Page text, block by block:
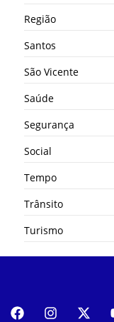
Região
Santos
São Vicente
Saúde
Segurança
Social
Tempo
Trânsito
Turismo